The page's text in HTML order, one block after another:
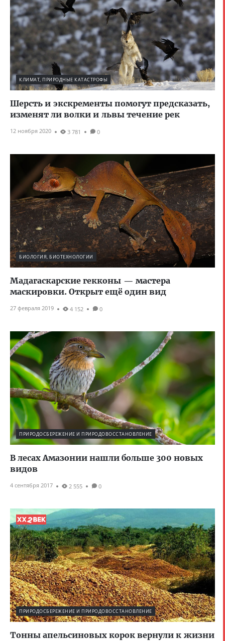
КЛИМАТ, ПРИРОДНЫЕ КАТАСТРОФЫ
Шерсть и экскременты помогут предсказать,
изменят ли волки и львы течение рек
12 ноября 2020 3 781 0
БИОЛОГИЯ, БИОТЕХНОЛОГИИ
Мадагаскарские гекконы — мастера
маскировки. Открыт ещё один вид
27 февраля 2019 4 152 0
ПРИРОДОСБЕРЕЖЕНИЕ И ПРИРОДОВОССТАНОВЛЕНИЕ
В лесах Амазонии нашли больше 300 новых
видов
4 сентября 2017 2 555 0
ПРИРОДОСБЕРЕЖЕНИЕ И ПРИРОДОВОССТАНОВЛЕНИЕ
Тонны апельсиновых корок вернули к жизни